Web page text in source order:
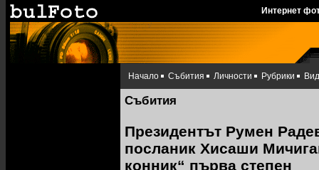
Интернет
Начало Събития Личности Рубрики
Събития
Президентът Румен
посланик Хисаши
конник“ първа степен